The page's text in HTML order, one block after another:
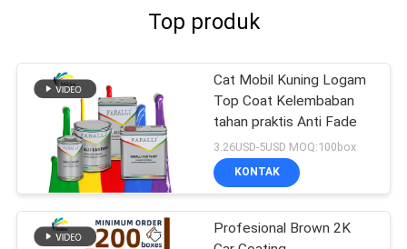
Top produk
Cat Mobil Kuning Logam
Top Coat Kelembaban
tahan praktis Anti Fade
3.26USD-5USD MOQ:100box
KONTAK
Profesional Brown 2K